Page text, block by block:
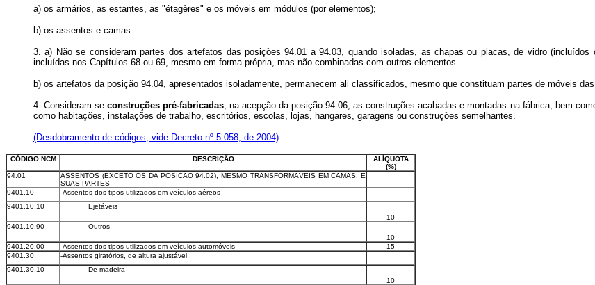
a) os armários, as estantes, as "étagères" e os móveis em módulos (por elementos);
b) os assentos e camas.
3. a) Não se consideram partes dos artefatos das posições 94.01 a 94.03, quando isoladas, as chapas ou placas, de vidro
incluídas nos Capítulos 68 ou 69, mesmo em forma própria, mas não combinadas com outros elementos.
b) os artefatos da posição 94.04, apresentados isoladamente, permanecem ali classificados, mesmo que constituam partes de móveis
4. Consideram-seconstruções pré-fabricadas, na acepção da posição 94.06, as construções acabadas e montadas na fábrica, bem
como habitações, instalações de trabalho, escritórios, escolas, lojas, hangares, garagens ou construções semelhantes.
(Desdobramento de códigos, vide Decreto nº 5.058, de 2004)
CÓDIGO NCM DESCRIÇÃO
ALÍQUOTA
(%)
94.01
ASSENTOS (EXCETO OS DA POSIÇÃO 94.02), MESMO TRANSFORMÁVEIS EM CAMAS, E
SUAS PARTES
9401.10
-Assentos dos tipos utilizados em veículos aéreos
9401.10.10
Ejetáveis
10
9401.10.90
Outros
10
9401.20.00
-Assentos dos tipos utilizados em veículos automóveis
15
9401.30
-Assentos giratórios, de altura ajustável
9401.30.10
De madeira
10